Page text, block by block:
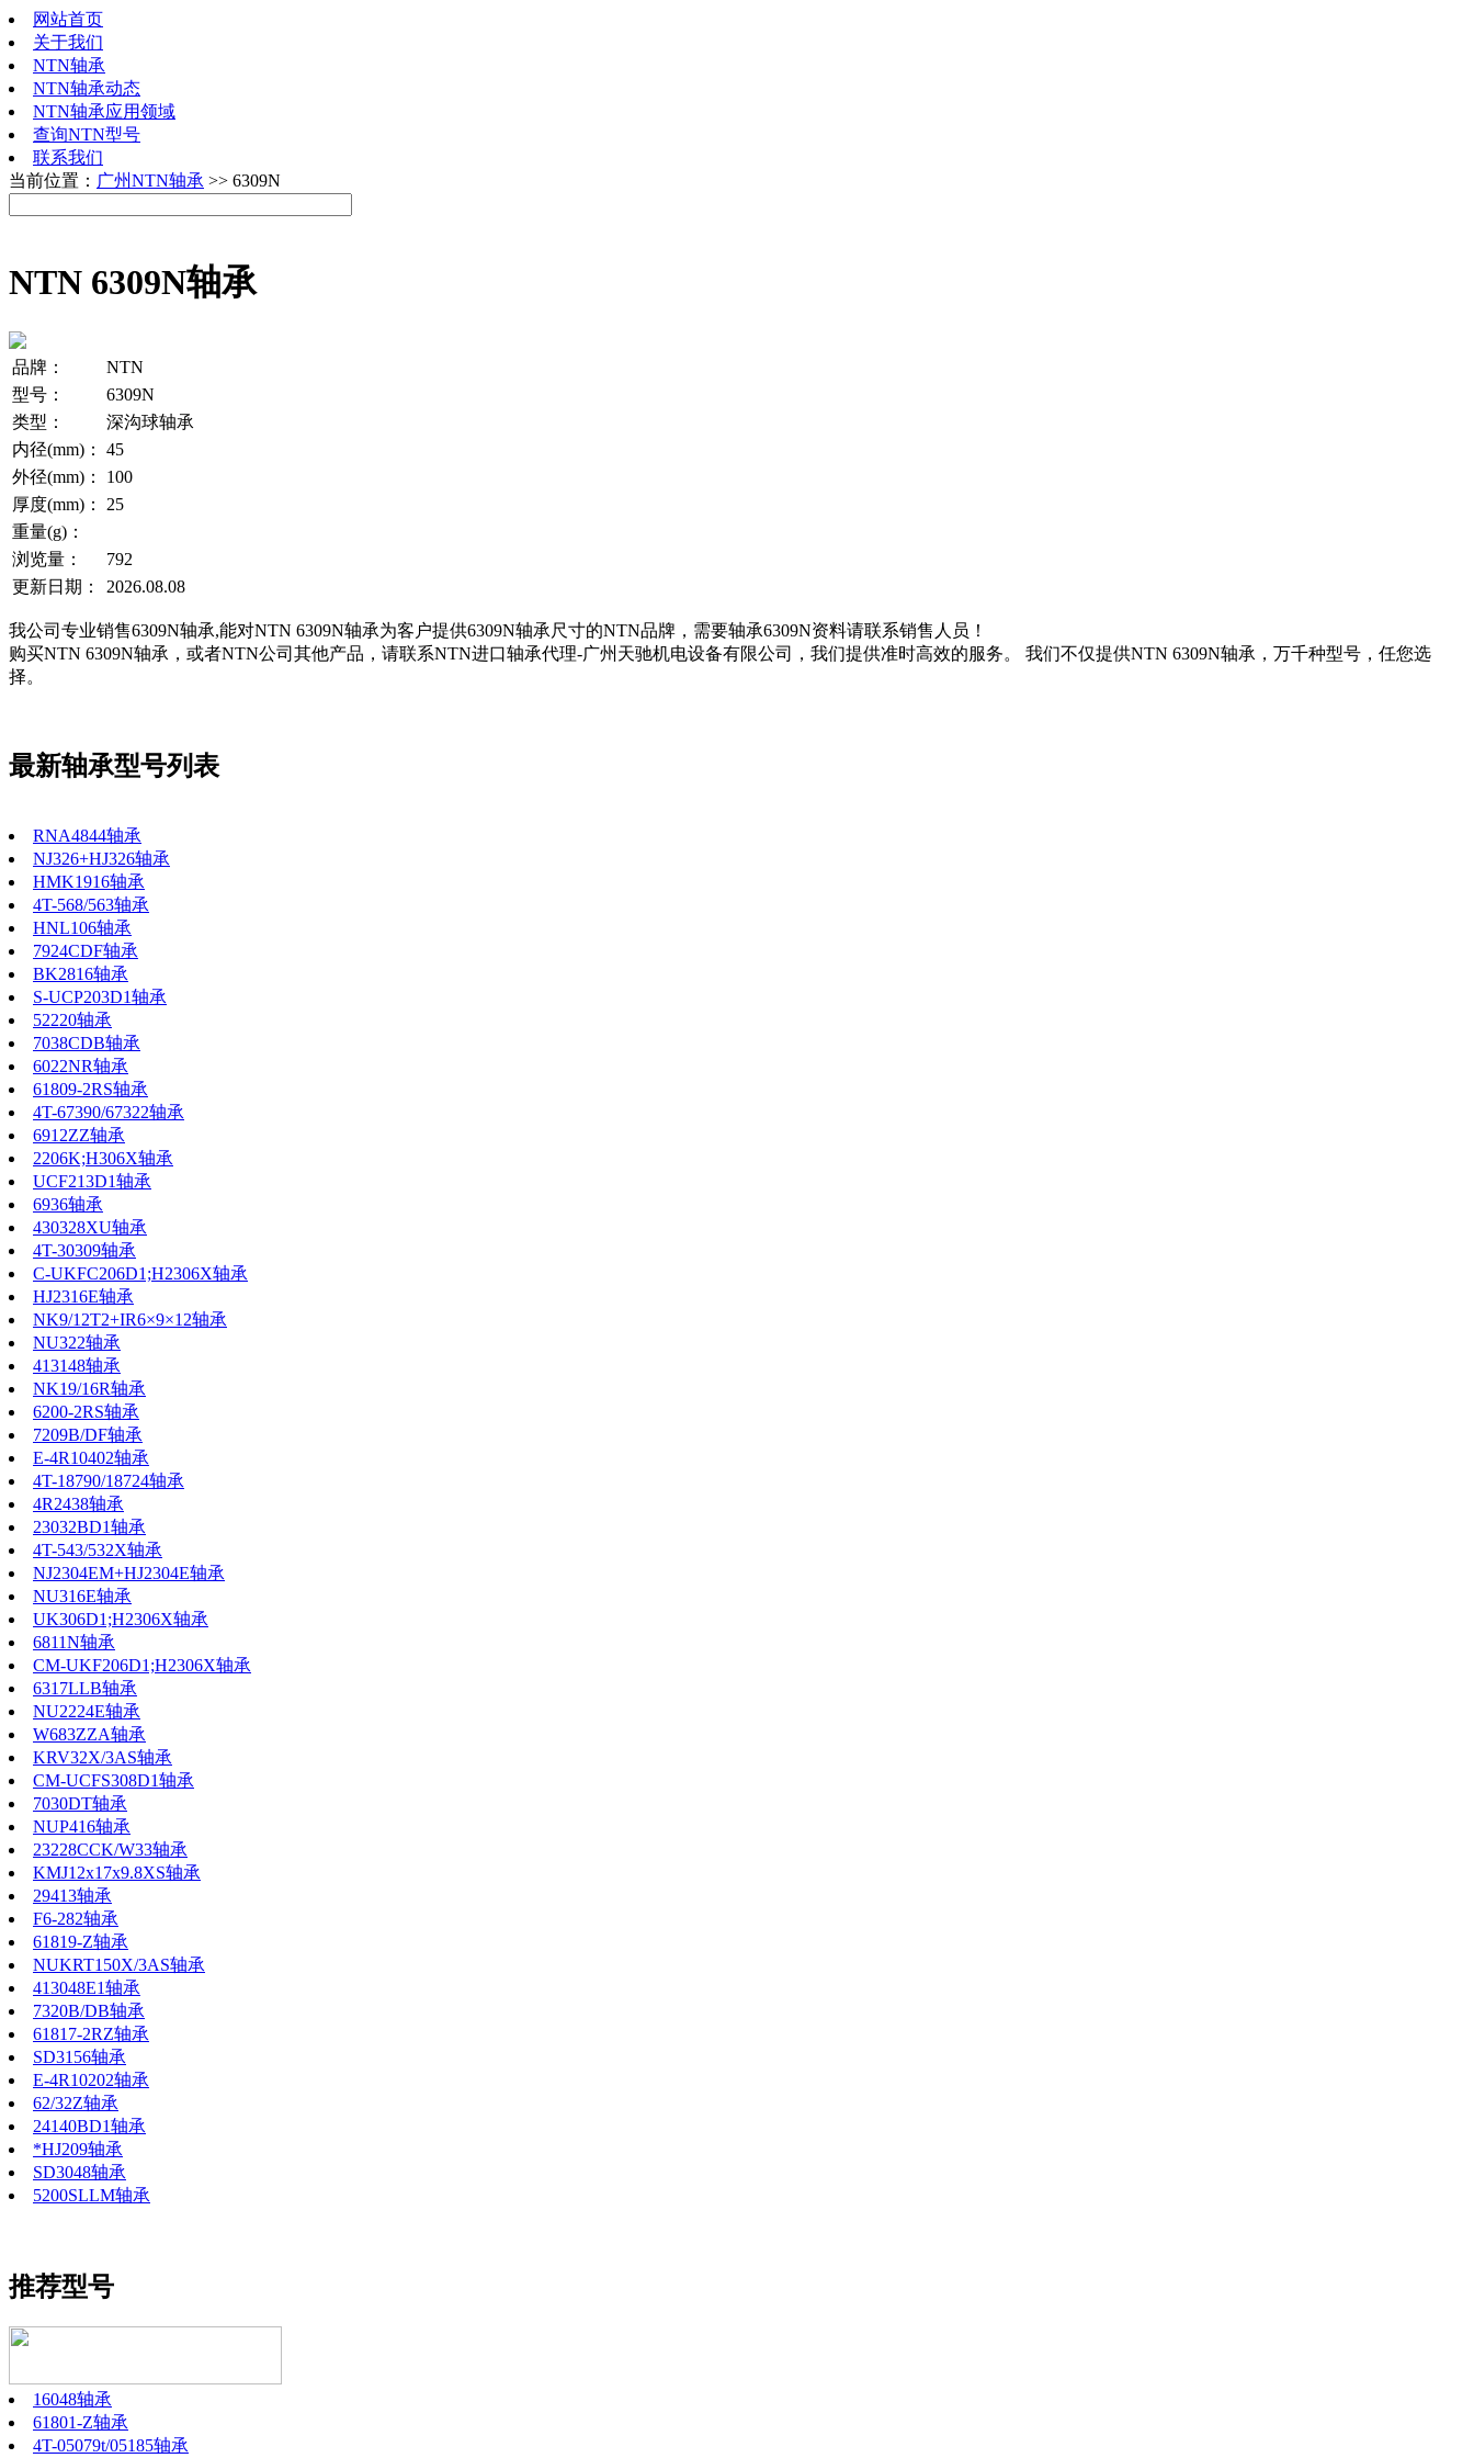
网站首页
关于我们
NTN轴承
NTN轴承动态
NTN轴承应用领域
查询NTN型号
联系我们
当前位置： 广州NTN轴承 >> 6309N
NTN 6309N轴承
品牌：
NTN
型号：
6309N
类型：
深沟球轴承
内径(mm)：
45
外径(mm)：
100
厚度(mm)：
25
重量(g)：
浏览量：
792
更新日期：
2026.08.08
我公司专业销售6309N轴承,能对NTN 6309N轴承为客户提供6309N轴承尺寸的NTN品牌，需要轴承6309N资料请联系销售人员！
购买NTN 6309N轴承，或者NTN公司其他产品，请联系NTN进口轴承代理-广州天驰机电设备有限公司，我们提供准时高效的服务。 我们不仅提供NTN 6309N轴承，万千种型号，任您选
择。
最新轴承型号列表
RNA4844轴承
NJ326+HJ326轴承
HMK1916轴承
4T-568/563轴承
HNL106轴承
7924CDF轴承
BK2816轴承
S-UCP203D1轴承
52220轴承
7038CDB轴承
6022NR轴承
61809-2RS轴承
4T-67390/67322轴承
6912ZZ轴承
2206K;H306X轴承
UCF213D1轴承
6936轴承
430328XU轴承
4T-30309轴承
C-UKFC206D1;H2306X轴承
HJ2316E轴承
NK9/12T2+IR6×9×12轴承
NU322轴承
413148轴承
NK19/16R轴承
6200-2RS轴承
7209B/DF轴承
E-4R10402轴承
4T-18790/18724轴承
4R2438轴承
23032BD1轴承
4T-543/532X轴承
NJ2304EM+HJ2304E轴承
NU316E轴承
UK306D1;H2306X轴承
6811N轴承
CM-UKF206D1;H2306X轴承
6317LLB轴承
NU2224E轴承
W683ZZA轴承
KRV32X/3AS轴承
CM-UCFS308D1轴承
7030DT轴承
NUP416轴承
23228CCK/W33轴承
KMJ12x17x9.8XS轴承
29413轴承
F6-282轴承
61819-Z轴承
NUKRT150X/3AS轴承
413048E1轴承
7320B/DB轴承
61817-2RZ轴承
SD3156轴承
E-4R10202轴承
62/32Z轴承
24140BD1轴承
*HJ209轴承
SD3048轴承
5200SLLM轴承
推荐型号
16048轴承
61801-Z轴承
4T-05079t/05185轴承